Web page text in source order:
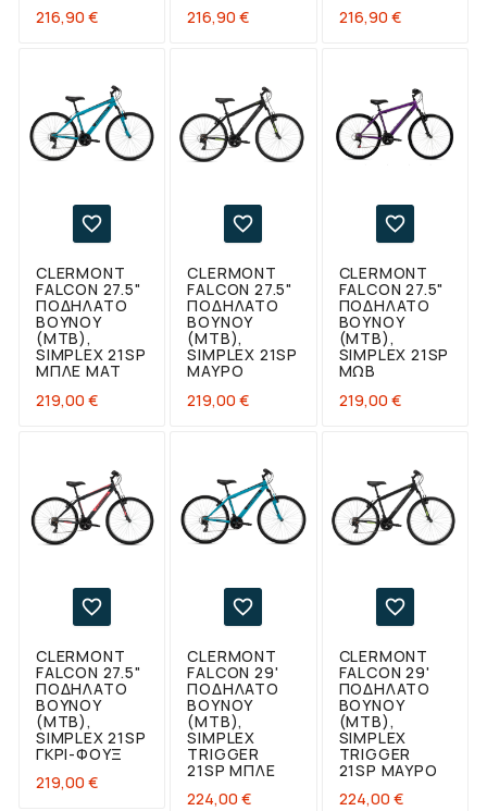
216,90 €
216,90 €
216,90 €

CLERMONT
FALCON 27.5"
ΠΟΔΉΛΑΤΟ
ΒΟΥΝΟΎ
(ΜΤΒ),
SIMPLEX 21SP
ΜΠΛΕ ΜΑΤ
219,00 €

CLERMONT
FALCON 27.5"
ΠΟΔΉΛΑΤΟ
ΒΟΥΝΟΎ
(ΜΤΒ),
SIMPLEX 21SP
ΜΑΎΡΟ
219,00 €

CLERMONT
FALCON 27.5"
ΠΟΔΉΛΑΤΟ
ΒΟΥΝΟΎ
(ΜΤΒ),
SIMPLEX 21SP
ΜΩΒ
219,00 €

CLERMONT
FALCON 27.5"
ΠΟΔΉΛΑΤΟ
ΒΟΥΝΟΎ
(ΜΤΒ),
SIMPLEX 21SP
ΓΚΡΙ-ΦΟΥΞ
219,00 €

CLERMONT
FALCON 29'
ΠΟΔΉΛΑΤΟ
ΒΟΥΝΟΎ
(ΜΤΒ),
SIMPLEX
ΤRIGGER
21SP ΜΠΛΕ
224,00 €

CLERMONT
FALCON 29'
ΠΟΔΉΛΑΤΟ
ΒΟΥΝΟΎ
(ΜΤΒ),
SIMPLEX
ΤRIGGER
21SP ΜΑΎΡΟ
224,00 €